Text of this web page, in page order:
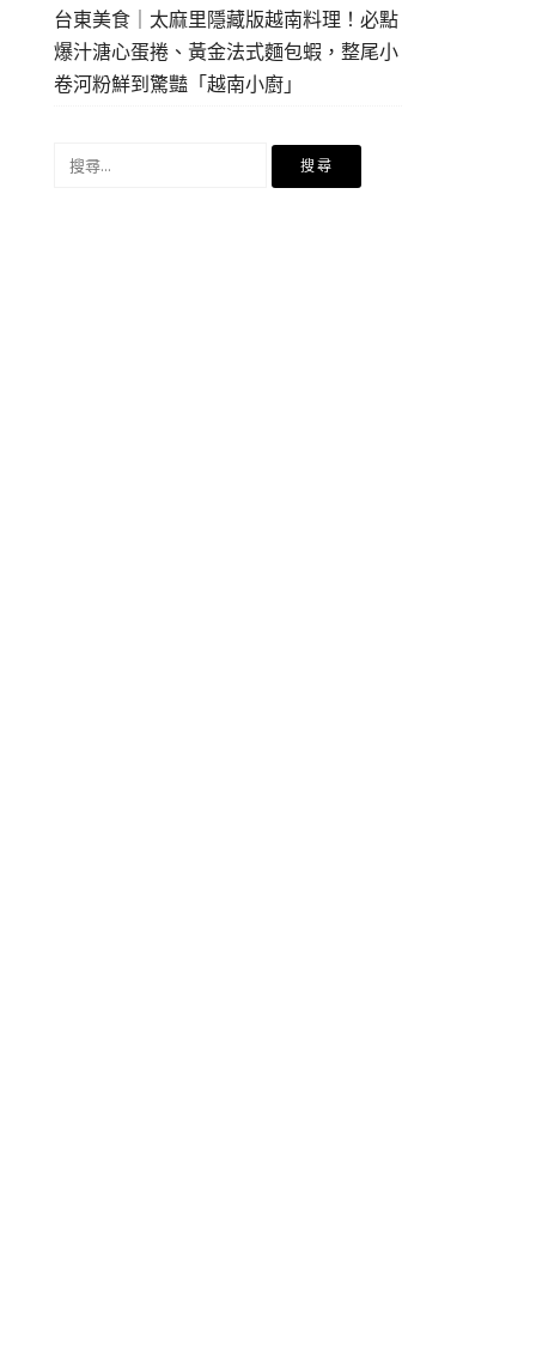
台東美食｜太麻里隱藏版越南料理！必點
爆汁溏心蛋捲、黃金法式麵包蝦，整尾小
卷河粉鮮到驚豔「越南小廚」